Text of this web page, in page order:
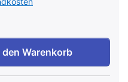
Multi Grip Bar - 50 mm zu
den Warenkorb